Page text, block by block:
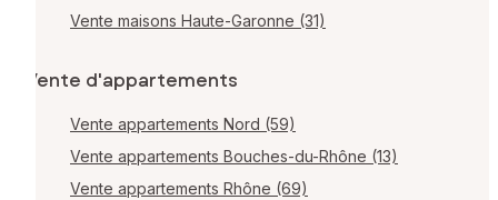
Vente maisons Haute-Garonne (31)
Vente d'appartements
Vente appartements Nord (59)
Vente appartements Bouches-du-Rhône (13)
Vente appartements Rhône (69)